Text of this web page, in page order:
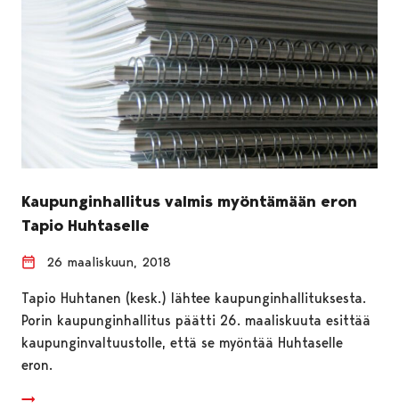
Kaupunginhallitus valmis myöntämään eron
Tapio Huhtaselle
26 maaliskuun, 2018
Tapio Huhtanen (kesk.) lähtee kaupunginhallituksesta.
Porin kaupunginhallitus päätti 26. maaliskuuta esittää
kaupunginvaltuustolle, että se myöntää Huhtaselle
eron.